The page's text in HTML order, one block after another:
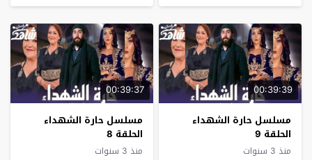
00:39:39
مسلسل حارة الشهداء
الحلقة 9
منذ 3 سنوات
00:39:37
مسلسل حارة الشهداء
الحلقة 8
منذ 3 سنوات